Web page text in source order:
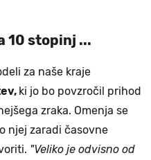
10 stopinj ...
za naše kraje
ki jo bo povzročil prihod
zraka. Omenja se
njej zaradi časovne
"Veliko je odvisno od